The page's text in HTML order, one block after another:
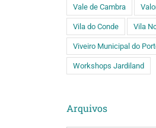
Vale de Cambra
Vila do Conde Vila
Viveiro Municipal do
Workshops Jardiland
Arquivos